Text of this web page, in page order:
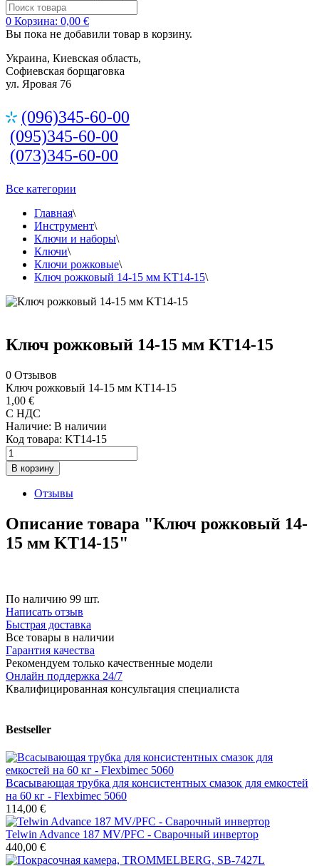
0 Корзина: 0,00 €
Вы пока не добавили товар в корзину.
Украина, Киевская область,
Софиевская борщаговка
ул. Яровая 76
(096)345-60-00
(095)345-60-00
(073)345-60-00
Все категории
Главная\
Инструмент\
Ключи и наборы\
Ключи\
Ключи рожковые\
Ключ рожковый 14-15 мм KT14-15\
Ключ рожковый 14-15 мм KT14-15
0 Отзывов
Ключ рожковый 14-15 мм KT14-15
1,00 €
С НДС
Наличие: В наличии
Код товара: KT14-15
В корзину
Отзывы
Описание товара "Ключ рожковый 14-
15 мм KT14-15"
По наличию 99 шт.
Написать отзыв
Быстрая доставка
Все товары в наличии
Гарантия качества
Рекомендуем только качественные модели
Онлайн поддержка 24/7
Квалифицированная консультация специалиста
Bestseller
Всасывающая трубка для консистентных смазок для емкостей
на 60 кг - Flexbimec 5060
114,00 €
Telwin Advance 187 MV/PFC - Сварочный инвертор
440,00 €